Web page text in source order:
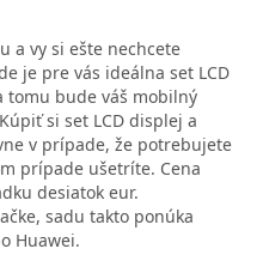
a vy si ešte nechcete
je pre vás ideálna set LCD
tomu bude váš mobilný
si set LCD displej a
v prípade, že potrebujete
prípade ušetríte. Cena
desiatok eur.
sadu takto ponúka
Huawei.